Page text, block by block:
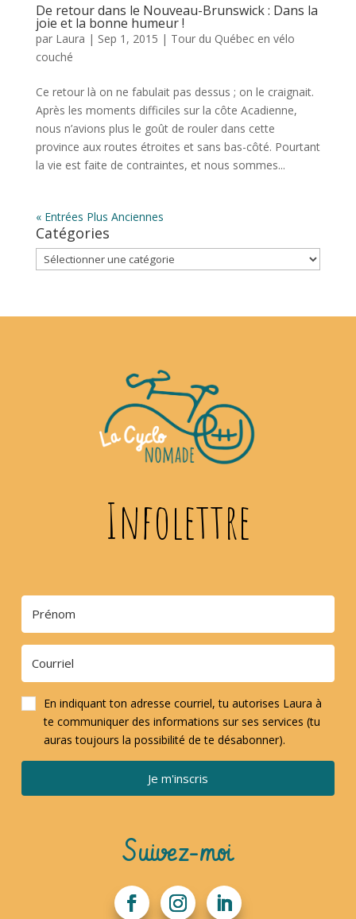
De retour dans le Nouveau-Brunswick : Dans la
joie et la bonne humeur !
par Laura | Sep 1, 2015 | Tour du Québec en vélo
couché
Ce retour là on ne fabulait pas dessus ; on le craignait.
Après les moments difficiles sur la côte Acadienne,
nous n’avions plus le goût de rouler dans cette
province aux routes étroites et sans bas-côté. Pourtant
la vie est faite de contraintes, et nous sommes...
« Entrées Plus Anciennes
Catégories
Catégories
Infolettre
En indiquant ton adresse courriel, tu autorises Laura à
te communiquer des informations sur ses services (tu
auras toujours la possibilité de te désabonner).
Je m'inscris
Suivez-moi